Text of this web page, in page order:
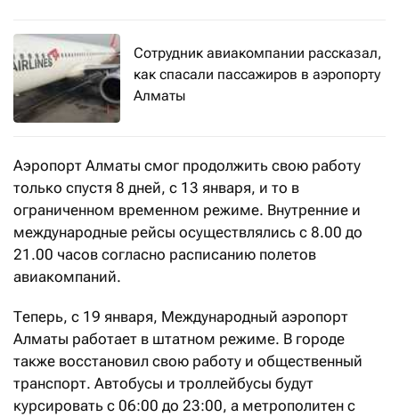
Сотрудник авиакомпании рассказал,
как спасали пассажиров в аэропорту
Алматы
Аэропорт Алматы смог продолжить свою работу
только спустя 8 дней, с 13 января, и то в
ограниченном временном режиме. Внутренние и
международные рейсы осуществлялись с 8.00 до
21.00 часов согласно расписанию полетов
авиакомпаний.
Теперь, с 19 января, Международный аэропорт
Алматы работает в штатном режиме. В городе
также восстановил свою работу и общественный
транспорт. Автобусы и троллейбусы будут
курсировать с 06:00 до 23:00, а метрополитен с